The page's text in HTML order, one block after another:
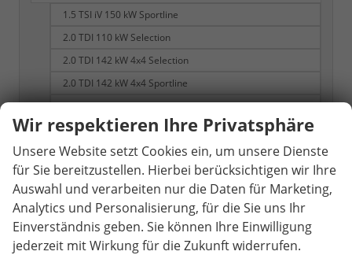
1.5 TSI iV 150 kW Sportline
2.0 TDI 110 kW Selection
2.0 TDI 142 kW 4x4 Selection
2.0 TDI 142 kW 4x4 Sportline
2.0 TSI 195 kW 4x4 RS
RS 2.0 TSI 7-Gang DSG 4x4
Selection
Selection 1.5 TSI 7-Gang-DSG
Selection 1.5 TSI mHEV 7-Gang DSG
Sportline
Sportline 1.5 TSI
Wir respektieren Ihre Privatsphäre
Unsere Website setzt Cookies ein, um unsere Dienste
für Sie bereitzustellen. Hierbei berücksichtigen wir Ihre
Auswahl und verarbeiten nur die Daten für Marketing,
Analytics und Personalisierung, für die Sie uns Ihr
Einverständnis geben. Sie können Ihre Einwilligung
jederzeit mit Wirkung für die Zukunft widerrufen.